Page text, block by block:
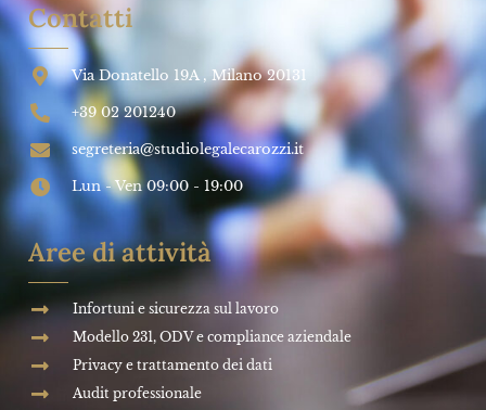
Contatti
Via Donatello 19A , Milano 20131
+39 02 201240
segreteria@studiolegalecarozzi.it
Lun - Ven 09:00 - 19:00
Aree di attività
Infortuni e sicurezza sul lavoro
Modello 231, ODV e compliance aziendale
Privacy e trattamento dei dati
Audit professionale